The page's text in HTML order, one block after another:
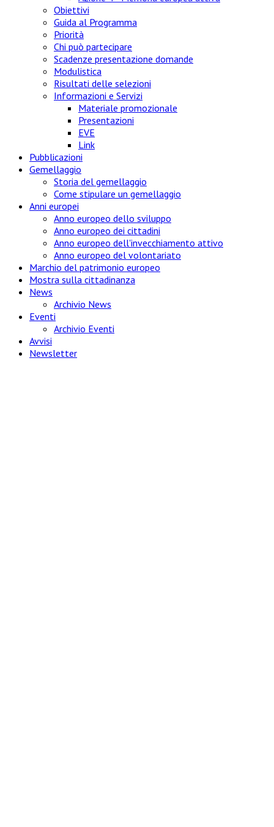
Obiettivi
Guida al Programma
Priorità
Chi può partecipare
Scadenze presentazione domande
Modulistica
Risultati delle selezioni
Informazioni e Servizi
Materiale promozionale
Presentazioni
EVE
Link
Pubblicazioni
Gemellaggio
Storia del gemellaggio
Come stipulare un gemellaggio
Anni europei
Anno europeo dello sviluppo
Anno europeo dei cittadini
Anno europeo dell'invecchiamento attivo
Anno europeo del volontariato
Marchio del patrimonio europeo
Mostra sulla cittadinanza
News
Archivio News
Eventi
Archivio Eventi
Avvisi
Newsletter